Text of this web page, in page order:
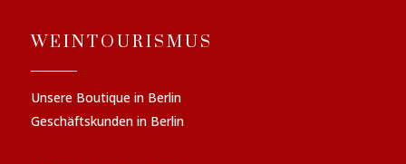
WEINTOURISMUS
Unsere Boutique in Berlin
Geschäftskunden in Berlin